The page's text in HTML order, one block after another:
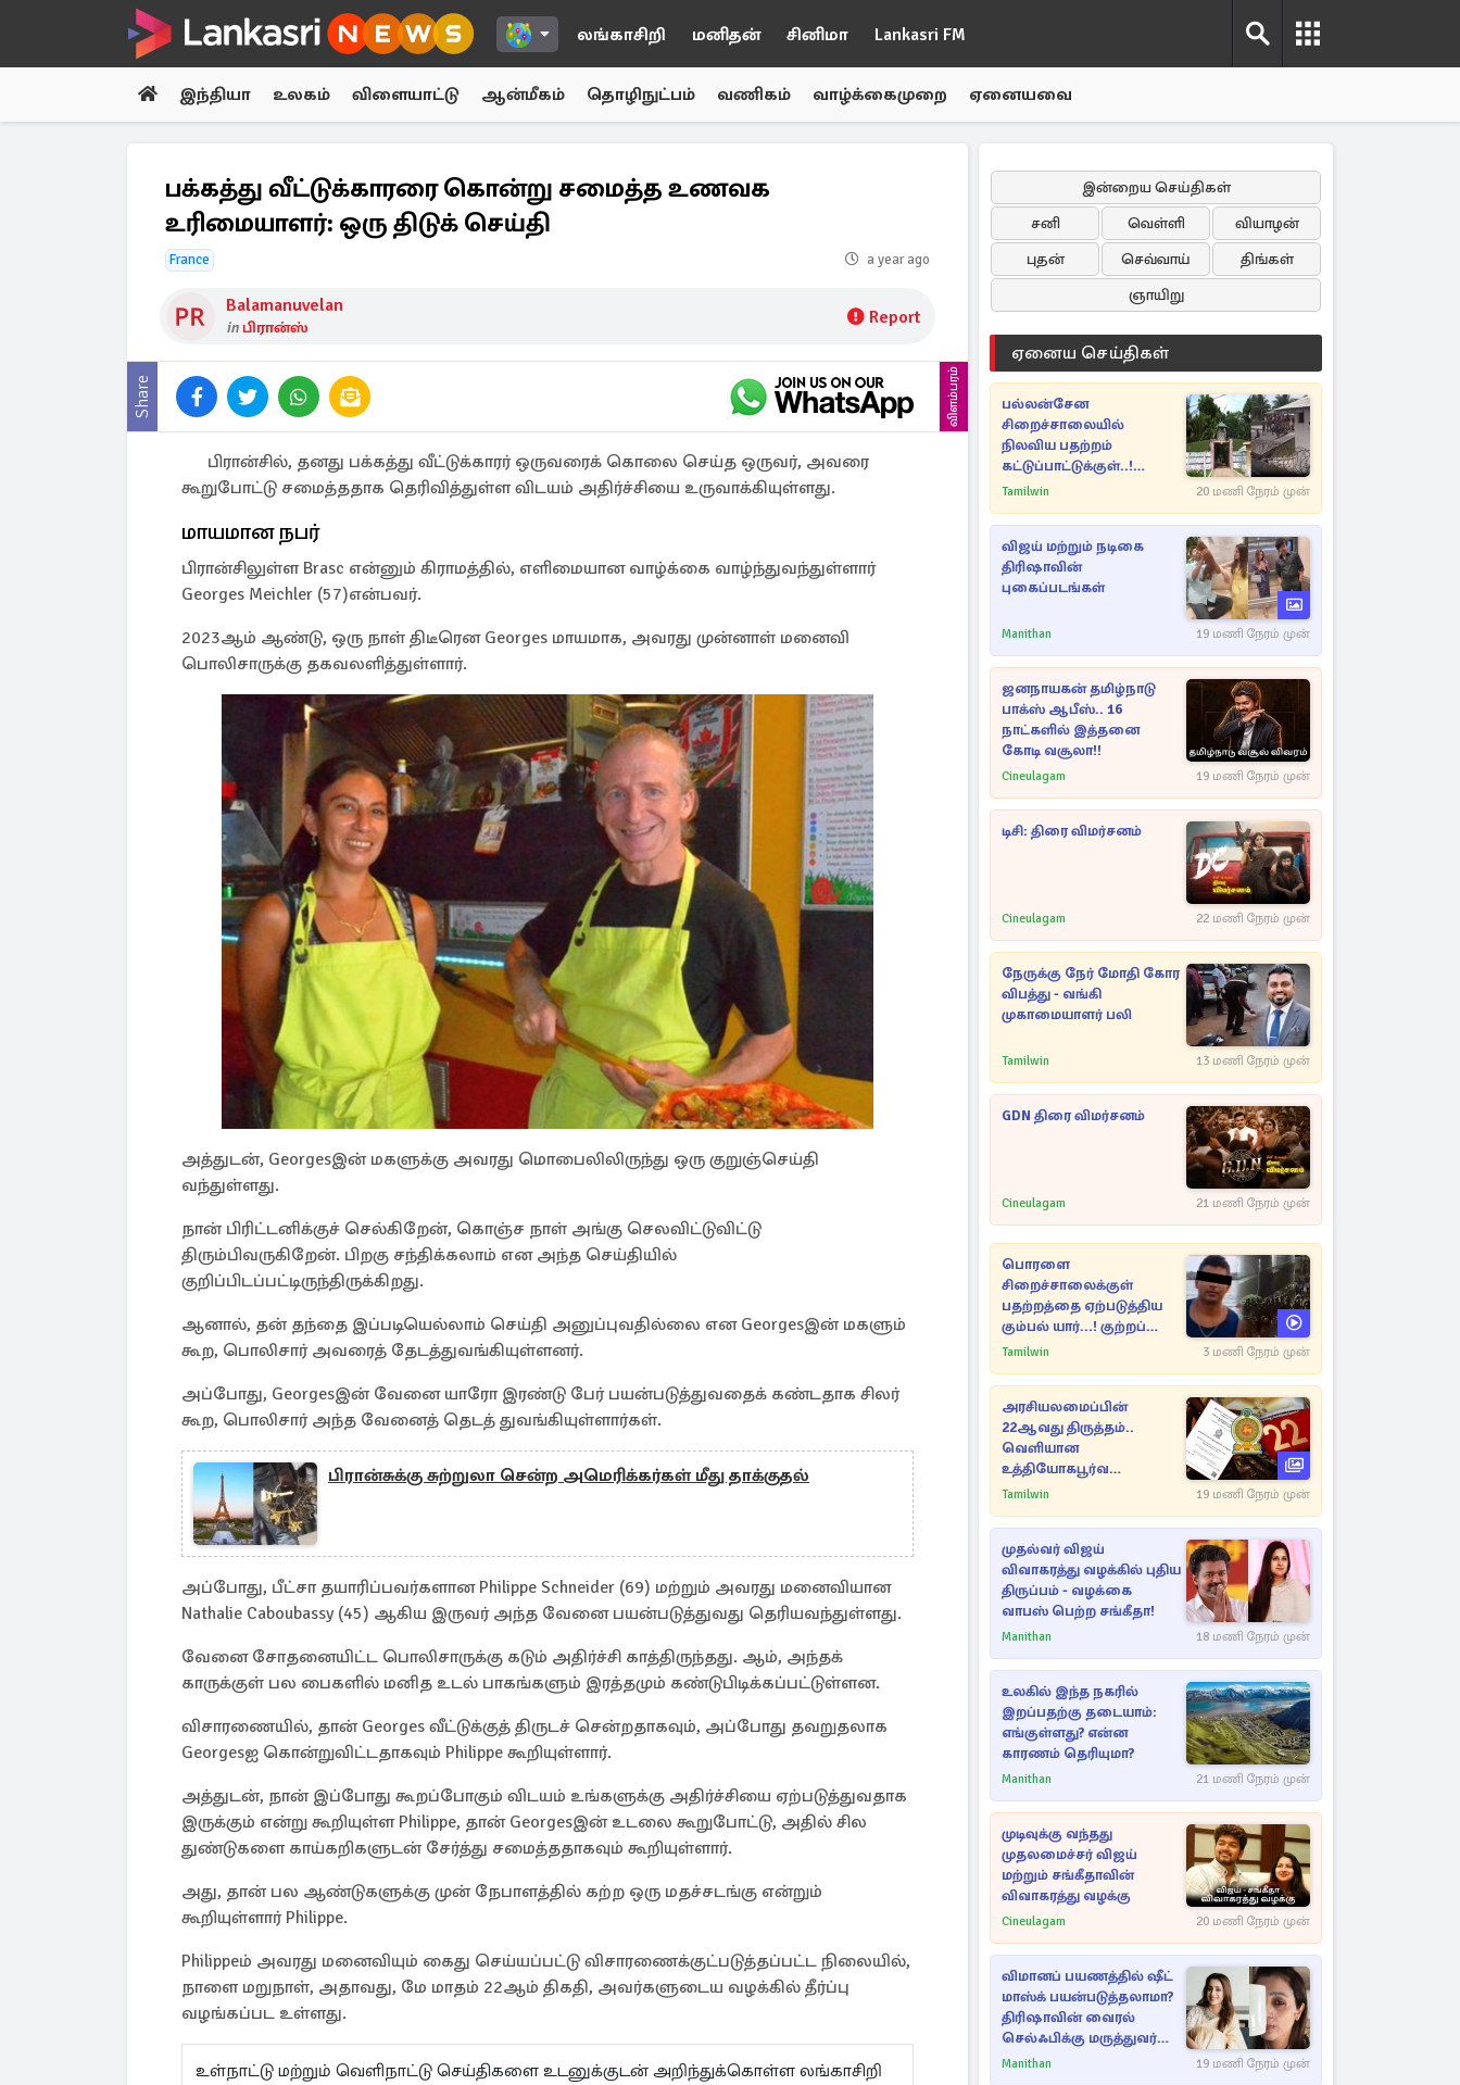
லங்காசிறி மனிதன் சினிமா Lankasri FM
இந்தியா உலகம் விளையாட்டு ஆன்மீகம் தொழிநுட்பம் வணிகம் வாழ்க்கைமுறை ஏனையவை
பக்கத்து வீட்டுக்காரரை கொன்று சமைத்த உணவக
உரிமையாளர்: ஒரு திடுக் செய்தி
France a year ago
Balamanuvelan
inபிரான்ஸ் Report
Share விளம்பரம்
பிரான்சில், தனது பக்கத்து வீட்டுக்காரர் ஒருவரைக் கொலை செய்த ஒருவர், அவரை
கூறுபோட்டு சமைத்ததாக தெரிவித்துள்ள விடயம் அதிர்ச்சியை உருவாக்கியுள்ளது.
மாயமான நபர்
பிரான்சிலுள்ள Brasc என்னும் கிராமத்தில், எளிமையான வாழ்க்கை வாழ்ந்துவந்துள்ளார்
Georges Meichler (57)என்பவர்.
2023ஆம் ஆண்டு, ஒரு நாள் திடீரென Georges மாயமாக, அவரது முன்னாள் மனைவி
பொலிசாருக்கு தகவலளித்துள்ளார்.
அத்துடன், Georgesஇன் மகளுக்கு அவரது மொபைலிலிருந்து ஒரு குறுஞ்செய்தி
வந்துள்ளது.
நான் பிரிட்டனிக்குச் செல்கிறேன், கொஞ்ச நாள் அங்கு செலவிட்டுவிட்டு
திரும்பிவருகிறேன். பிறகு சந்திக்கலாம் என அந்த செய்தியில்
குறிப்பிடப்பட்டிருந்திருக்கிறது.
ஆனால், தன் தந்தை இப்படியெல்லாம் செய்தி அனுப்புவதில்லை என Georgesஇன் மகளும்
கூற, பொலிசார் அவரைத் தேடத்துவங்கியுள்ளனர்.
அப்போது, Georgesஇன் வேனை யாரோ இரண்டு பேர் பயன்படுத்துவதைக் கண்டதாக சிலர்
கூற, பொலிசார் அந்த வேனைத் தெடத் துவங்கியுள்ளார்கள்.
பிரான்சுக்கு சுற்றுலா சென்ற அமெரிக்கர்கள் மீது தாக்குதல்
அப்போது, பீட்சா தயாரிப்பவர்களான Philippe Schneider (69) மற்றும் அவரது மனைவியான
Nathalie Caboubassy (45) ஆகிய இருவர் அந்த வேனை பயன்படுத்துவது தெரியவந்துள்ளது.
வேனை சோதனையிட்ட பொலிசாருக்கு கடும் அதிர்ச்சி காத்திருந்தது. ஆம், அந்தக்
காருக்குள் பல பைகளில் மனித உடல் பாகங்களும் இரத்தமும் கண்டுபிடிக்கப்பட்டுள்ளன.
விசாரணையில், தான் Georges வீட்டுக்குத் திருடச் சென்றதாகவும், அப்போது தவறுதலாக
Georgesஐ கொன்றுவிட்டதாகவும் Philippe கூறியுள்ளார்.
அத்துடன், நான் இப்போது கூறப்போகும் விடயம் உங்களுக்கு அதிர்ச்சியை ஏற்படுத்துவதாக
இருக்கும் என்று கூறியுள்ள Philippe, தான் Georgesஇன் உடலை கூறுபோட்டு, அதில் சில
துண்டுகளை காய்கறிகளுடன் சேர்த்து சமைத்ததாகவும் கூறியுள்ளார்.
அது, தான் பல ஆண்டுகளுக்கு முன் நேபாளத்தில் கற்ற ஒரு மதச்சடங்கு என்றும்
கூறியுள்ளார் Philippe.
Philippeம் அவரது மனைவியும் கைது செய்யப்பட்டு விசாரணைக்குட்படுத்தப்பட்ட நிலையில்,
நாளை மறுநாள், அதாவது, மே மாதம் 22ஆம் திகதி, அவர்களுடைய வழக்கில் தீர்ப்பு
வழங்கப்பட உள்ளது.
உள்நாட்டு மற்றும் வெளிநாட்டு செய்திகளை உடனுக்குடன் அறிந்துக்கொள்ள லங்காசிறி
இன்றைய செய்திகள்
சனி
வெள்ளி
வியாழன்
புதன்
செவ்வாய்
திங்கள்
ஞாயிறு
ஏனைய செய்திகள்
பல்லன்சேன
சிறைச்சாலையில்
நிலவிய பதற்றம்
கட்டுப்பாட்டுக்குள்..!
அதிரடியாக களமிறங்கிய
Tamilwin 20 மணி நேரம் முன்
விஜய் மற்றும் நடிகை
திரிஷாவின்
புகைப்படங்கள்
Manithan 19 மணி நேரம் முன்
ஜனநாயகன் தமிழ்நாடு
பாக்ஸ் ஆபீஸ்.. 16
நாட்களில் இத்தனை
கோடி வசூலா!!
Cineulagam 19 மணி நேரம் முன்
டிசி: திரை விமர்சனம்
Cineulagam 22 மணி நேரம் முன்
நேருக்கு நேர் மோதி கோர
விபத்து - வங்கி
முகாமையாளர் பலி
Tamilwin 13 மணி நேரம் முன்
GDN திரை விமர்சனம்
Cineulagam 21 மணி நேரம் முன்
பொரளை
சிறைச்சாலைக்குள்
பதற்றத்தை ஏற்படுத்திய
கும்பல் யார்...! குற்றப்
பின்னணி தொடர்பில்
Tamilwin 3 மணி நேரம் முன்
அரசியலமைப்பின்
22ஆவது திருத்தம்..
வெளியான
உத்தியோகபூர்வ
அறிவிப்பு!
Tamilwin 19 மணி நேரம் முன்
முதல்வர் விஜய்
விவாகரத்து வழக்கில் புதிய
திருப்பம் - வழக்கை
வாபஸ் பெற்ற சங்கீதா!
Manithan 18 மணி நேரம் முன்
உலகில் இந்த நகரில்
இறப்பதற்கு தடையாம்:
எங்குள்ளது? என்ன
காரணம் தெரியுமா?
Manithan 21 மணி நேரம் முன்
முடிவுக்கு வந்தது
முதலமைச்சர் விஜய்
மற்றும் சங்கீதாவின்
விவாகரத்து வழக்கு
Cineulagam 20 மணி நேரம் முன்
விமானப் பயணத்தில் ஷீட்
மாஸ்க் பயன்படுத்தலாமா?
திரிஷாவின் வைரல்
செல்ஃபிக்கு மருத்துவர்
விளக்கம்
Manithan 19 மணி நேரம் முன்